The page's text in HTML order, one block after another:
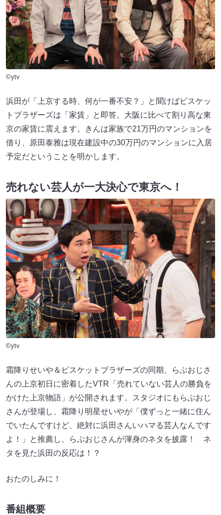
©ytv
浜田が「上京する時、何が一番不安？」と聞けばビスケッ
トブラザーズは「家賃」と即答。大阪に比べて割り高な東
京の家賃に震えます。きんは家族で21万円のマンションを
借り、原田泰雅は現在建設中の30万円のマンションに入居
予定だということを明かします。
売れない芸人が一大決心で東京へ！
©ytv
霜降りせいや＆ビスケットブラザーズの同期、らぶおじさ
んの上京初日に密着したVTR「売れていない芸人の勝負を
かけた上京物語」が公開されます。スタジオにもらぶおじ
さんが登場し、霜降り明星せいやが「僕ずっと一緒に住ん
でいたんですけど、絶対に浜田さんいハマる芸人なんです
よ！」と推薦し、らぶおじさんが渾身のネタを披露！ ネ
タを見た浜田の反応は！？
おたのしみに！
番組概要